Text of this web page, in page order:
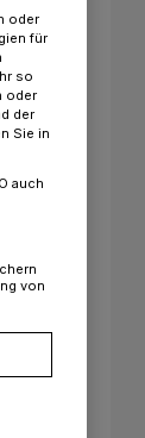
oder
für
so
oder
der
Sie in
auch
von